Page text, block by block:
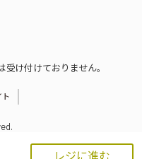
レジに進む
け付けておりません。
ト